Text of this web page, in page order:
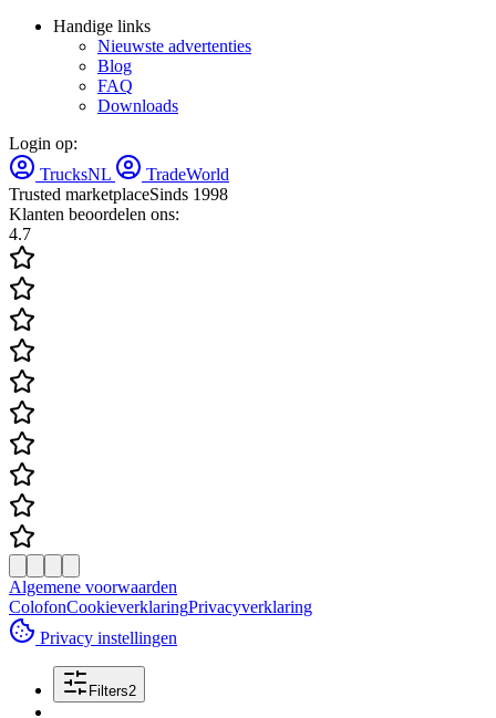
Handige links
Nieuwste advertenties
Blog
FAQ
Downloads
Login op:
TrucksNL
TradeWorld
Trusted marketplaceSinds 1998
Klanten beoordelen ons:
4.7
Algemene voorwaarden
ColofonCookieverklaringPrivacyverklaring
Privacy instellingen
Filters2